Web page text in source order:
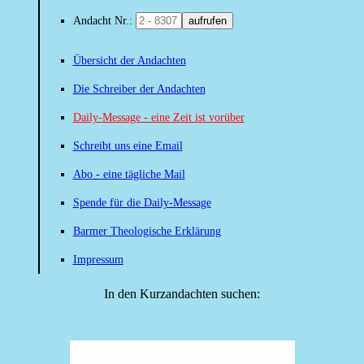
Andacht Nr.: aufrufen
Übersicht der Andachten
Die Schreiber der Andachten
Daily-Message - eine Zeit ist vorüber
Schreibt uns eine Email
Abo - eine tägliche Mail
Spende für die Daily-Message
Barmer Theologische Erklärung
Impressum
In den Kurzandachten suchen: